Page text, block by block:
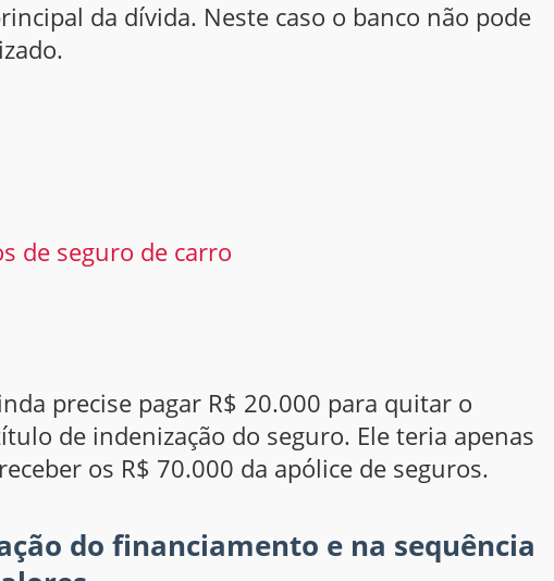
da dívida. Neste caso o banco não pode
de seguro de carro
precise pagar R$ 20.000 para quitar o
de indenização do seguro. Ele teria apenas
os R$ 70.000 da apólice de seguros.
do financiamento e na sequência